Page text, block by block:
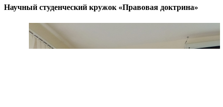
Научный студенческий кружок «Правовая доктрина»